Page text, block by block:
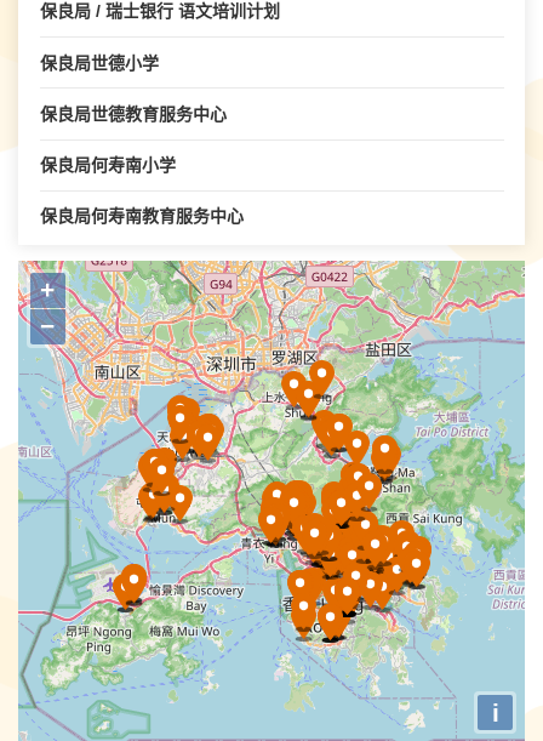
保良局 / 瑞士银行 语文培训计划
保良局世德小学
保良局世德教育服务中心
保良局何寿南小学
保良局何寿南教育服务中心
保良局何荫棠中学
保良局余李慕芬纪念学校
保良局傲翔计划(九龙东)
保良局傲翔计划(新界东)
保良局傲翔计划(新界西)
保良局傲翔计划(港岛及九龙)
保良局儿童发展中心
保良局刘陈小宝幼稚园
保良局吴多泰幼稚园
保良局唐乃勤初中书院
+
−
i